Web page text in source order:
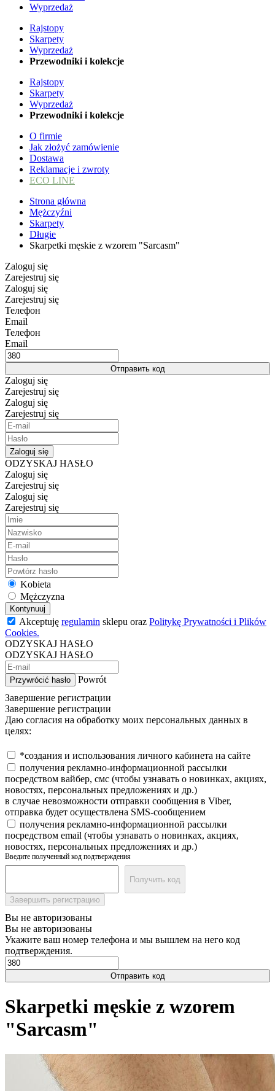
Wyprzedaż
Rajstopy
Skarpety
Wyprzedaż
Przewodniki i kolekcje
Rajstopy
Skarpety
Wyprzedaż
Przewodniki i kolekcje
O firmie
Jak złożyć zamówienie
Dostawa
Reklamacje i zwroty
ECO LINE
Strona główna
Mężczyźni
Skarpety
Długie
Skarpetki męskie z wzorem "Sarcasm"
Zaloguj się
Zarejestruj się
Zaloguj się
Zarejestruj się
Телефон
Email
Телефон
Email
Отправить код
Zaloguj się
Zarejestruj się
Zaloguj się
Zarejestruj się
Zaloguj się
ODZYSKAJ HASŁO
Zaloguj się
Zarejestruj się
Zaloguj się
Zarejestruj się
Kobieta
Mężczyzna
Kontynuuj
Akceptuję regulamin sklepu oraz Politykę Prywatności i Plików
Cookies.
ODZYSKAJ HASŁO
ODZYSKAJ HASŁO
Przywrócić hasło
Powrót
Завершение регистрации
Завершение регистрации
Даю согласия на обработку моих персональных данных в
целях:
*создания и использования личного кабинета на сайте
получения рекламно-информационной рассылки
посредством вайбер, смс (чтобы узнавать о новинках, акциях,
новостях, персональных предложениях и др.)
в случае невозможности отправки сообщения в Viber,
отправка будет осуществлена SMS-сообщением
получения рекламно-информационной рассылки
посредством email (чтобы узнавать о новинках, акциях,
новостях, персональных предложениях и др.)
Введите полученный код подтверждения
Получить код
Завершить регистрацию
Вы не авторизованы
Вы не авторизованы
Укажите ваш номер телефона и мы вышлем на него код
подтверждения.
Отправить код
Skarpetki męskie z wzorem
"Sarcasm"